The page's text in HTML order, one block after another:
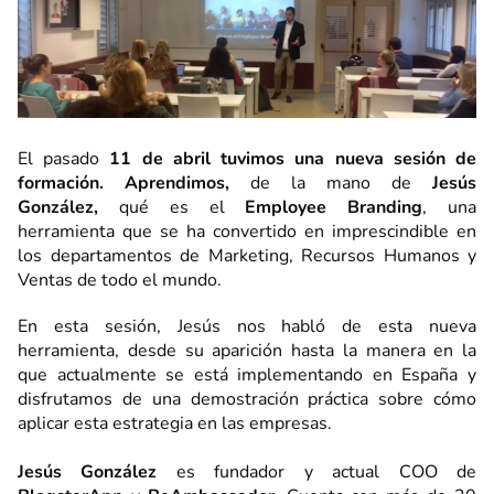
El pasado 11 de abril tuvimos una nueva sesión de
formación. Aprendimos, de la mano deJesús
González, qué es el Employee Branding, una
herramienta que se ha convertido en imprescindible en
los departamentos de Marketing, Recursos Humanos y
Ventas de todo el mundo.
En esta sesión, Jesús nos habló de esta nueva
herramienta, desde su aparición hasta la manera en la
que actualmente se está implementando en España y
disfrutamos de una demostración práctica sobre cómo
aplicar esta estrategia en las empresas.
Jesús González es fundador y actual COO de